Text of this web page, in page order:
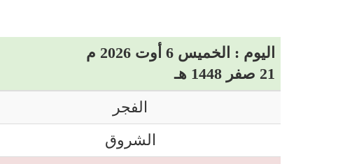
اليوم : الخميس 6 أوت 2026 م
21 صفر 1448 هـ
الفجر
الشروق